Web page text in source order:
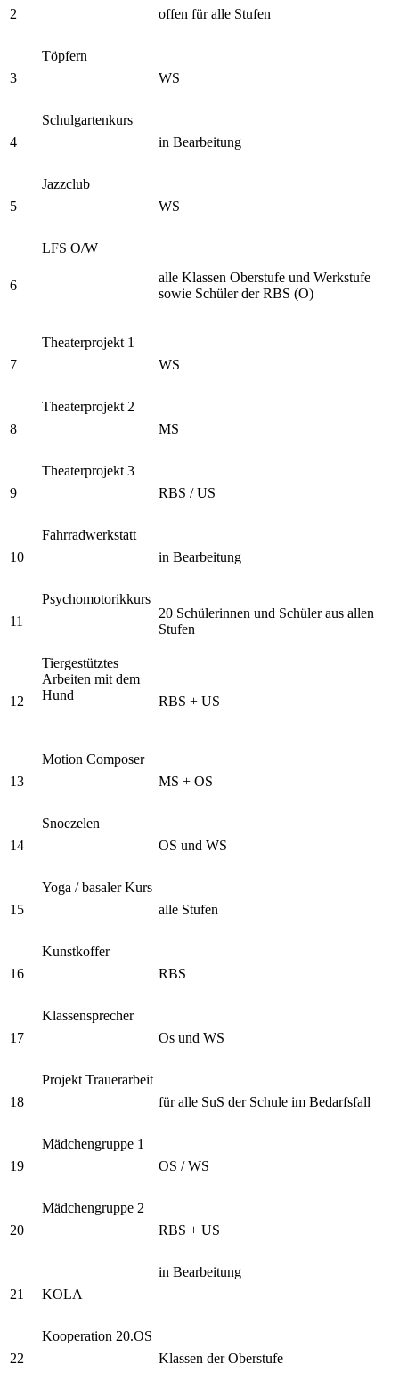
2
offen für alle Stufen
3
Töpfern
WS
4
Schulgartenkurs
in Bearbeitung
5
Jazzclub
WS
6
LFS O/W
alle Klassen Oberstufe und Werkstufe
sowie Schüler der RBS (O)
7
Theaterprojekt 1
WS
8
Theaterprojekt 2
MS
9
Theaterprojekt 3
RBS / US
10
Fahrradwerkstatt
in Bearbeitung
11
Psychomotorikkurs
20 Schülerinnen und Schüler aus allen
Stufen
12
Tiergestütztes
Arbeiten mit dem
Hund
RBS + US
13
Motion Composer
MS + OS
14
Snoezelen
OS und WS
15
Yoga / basaler Kurs
alle Stufen
16
Kunstkoffer
RBS
17
Klassensprecher
Os und WS
18
Projekt Trauerarbeit
für alle SuS der Schule im Bedarfsfall
19
Mädchengruppe 1
OS / WS
20
Mädchengruppe 2
RBS + US
21 KOLA
in Bearbeitung
22
Kooperation 20.OS
Klassen der Oberstufe